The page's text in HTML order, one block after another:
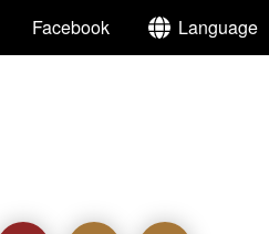
Facebook Language